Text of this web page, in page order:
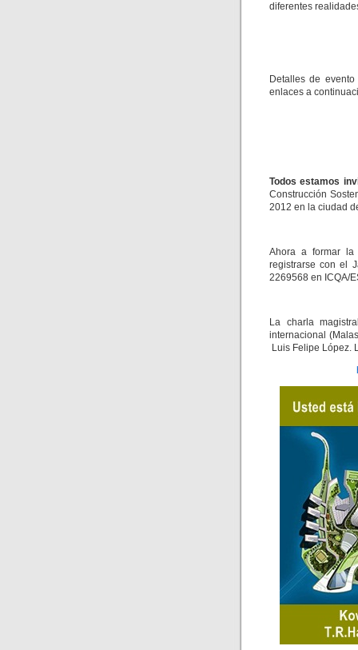
diferentes
Detalles de
enlaces a
Todos estamos
Construcción
2012 en la ciudad
Ahora a formar la
registrarse con el
2269568 en ICQA/
La charla
internacional
Luis Felipe López.